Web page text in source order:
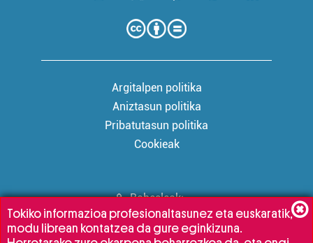
Argitalpen politika
Aniztasun politika
Pribatutasun politika
Cookieak
Babesleak:
Tokiko informazioa profesionaltasunez eta euskaratik,
modu librean kontatzea da gure eginkizuna.